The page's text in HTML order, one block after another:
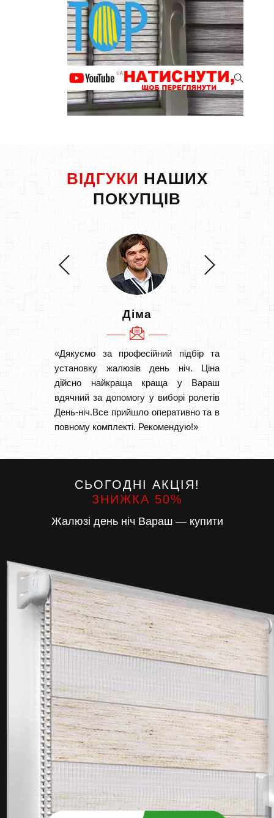
ВІДГУКИ НАШИХ
ПОКУПЦІВ
Діма
«Дякуємо за професійний підбір та
установку жалюзів день ніч. Ціна
дійсно найкраща краща у Вараш
вдячний за допомогу у виборі ролетів
День-ніч.Все прийшло оперативно та в
повному комплекті. Рекомендую!»
СЬОГОДНІ АКЦІЯ!
ЗНИЖКА 50%
Жалюзі день ніч Вараш — купити